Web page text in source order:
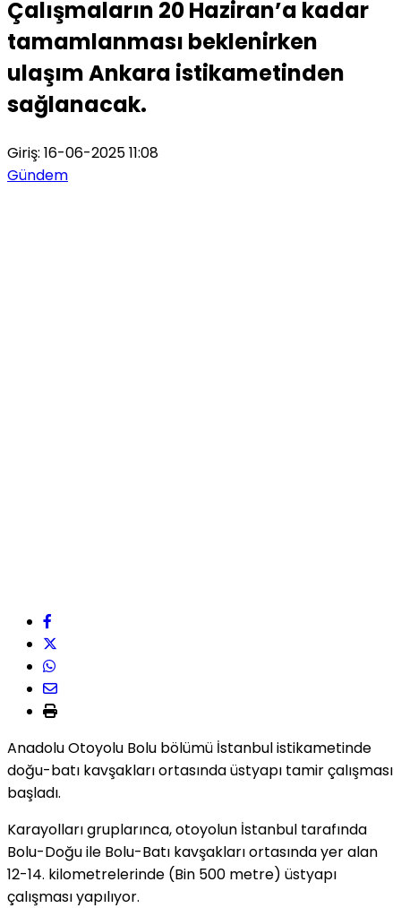
Çalışmaların 20 Haziran’a kadar
tamamlanması beklenirken
ulaşım Ankara istikametinden
sağlanacak.
Giriş: 16-06-2025 11:08
Gündem
Anadolu Otoyolu Bolu bölümü İstanbul istikametinde
doğu-batı kavşakları ortasında üstyapı tamir çalışması
başladı.
Karayolları gruplarınca, otoyolun İstanbul tarafında
Bolu-Doğu ile Bolu-Batı kavşakları ortasında yer alan
12-14. kilometrelerinde (Bin 500 metre) üstyapı
çalışması yapılıyor.